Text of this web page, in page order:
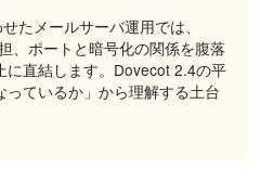
たメールサーバ運用では、
、ポートと暗号化の関係を腹落
に直結します。Dovecot 2.4の平
ているか」から理解する土台